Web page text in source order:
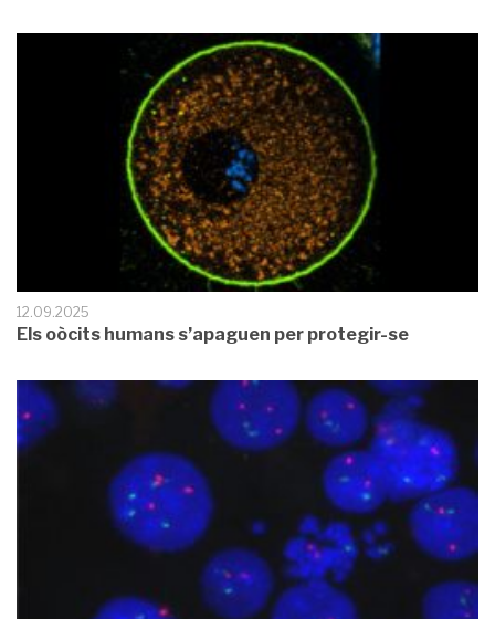
12.09.2025
Els oòcits humans s’apaguen per protegir-se